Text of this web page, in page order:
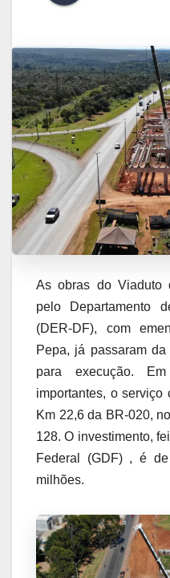
As obras do Viaduto
pelo Departamento
(DER-DF), com
Pepa, já passaram
para execução.
importantes, o serviço
Km 22,6 da BR-020,
128. O investimento,
Federal (GDF) , é
milhões.